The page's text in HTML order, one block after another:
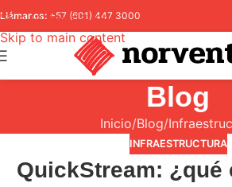
Skip to navigation
Skip to main content
Llámanos: +57 (601) 447 3000
Blog
Inicio Blog
INFRAESTRUCTURA
QuickStream: ¿qué